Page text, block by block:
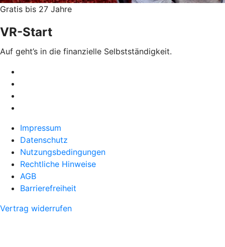
Gratis bis 27 Jahre
VR-Start
Auf geht’s in die finanzielle Selbstständigkeit.
Impressum
Datenschutz
Nutzungsbedingungen
Rechtliche Hinweise
AGB
Barrierefreiheit
Vertrag widerrufen